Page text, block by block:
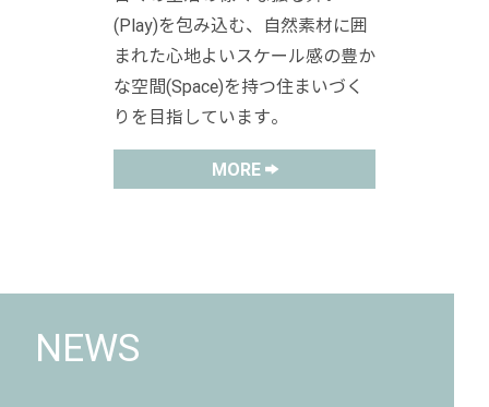
(Play)を包み込む、自然素材に囲
まれた心地よいスケール感の豊か
な空間(Space)を持つ住まいづく
りを目指しています。
MORE
NEWS